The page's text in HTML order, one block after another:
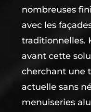
nombreuses
avec les
traditionnelles.
avant cette
cherchant une
actuelle sans
menuiseries